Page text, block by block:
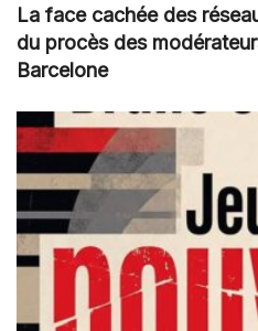
La face cachée des
du procès des
Barcelone